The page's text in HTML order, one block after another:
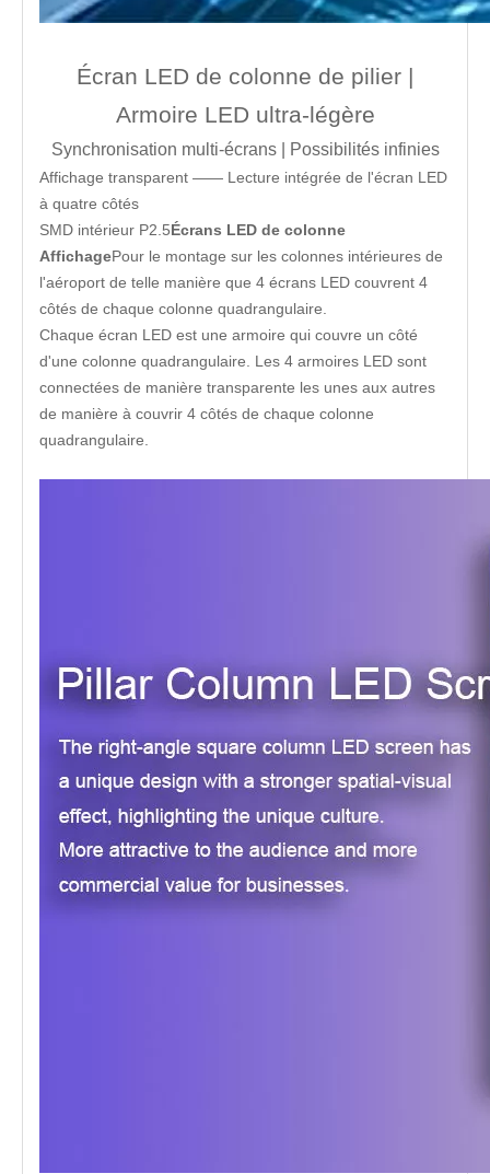
Écran LED de colonne de pilier |
Armoire LED ultra-légère
Synchronisation multi-écrans | Possibilités infinies
Affichage transparent —— Lecture intégrée de l'écran LED
à quatre côtés
SMD intérieur P2.5Écrans LED de colonne
AffichagePour le montage sur les colonnes intérieures de
l'aéroport de telle manière que 4 écrans LED couvrent 4
côtés de chaque colonne quadrangulaire.
Chaque écran LED est une armoire qui couvre un côté
d'une colonne quadrangulaire. Les 4 armoires LED sont
connectées de manière transparente les unes aux autres
de manière à couvrir 4 côtés de chaque colonne
quadrangulaire.